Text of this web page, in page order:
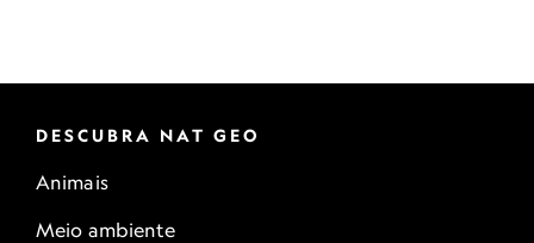
DESCUBRA NAT GEO
Animais
Meio ambiente